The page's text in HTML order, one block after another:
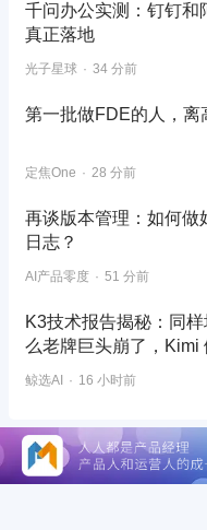
千问办公实测：钉钉和
真正落地
光子星球 34 分前
第一批做FDE的人，离
定焦One 28 分前
再谈版本管理：如何做
日志？
AI产品零度 51 分前
K3技术报告揭秘：同
么老牌巨头崩了，Kimi
鲸选AI 16 小时前
©2026